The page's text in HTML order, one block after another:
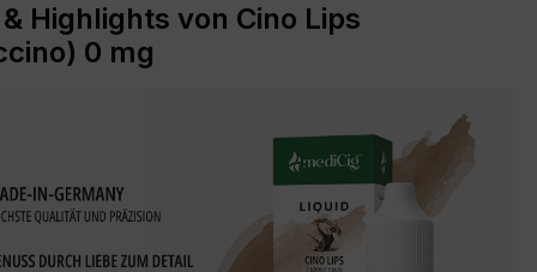
& Highlights von Cino Lips
0 mg